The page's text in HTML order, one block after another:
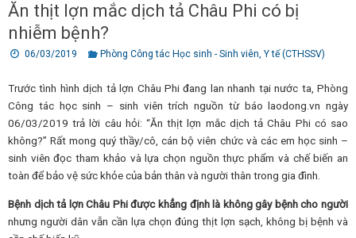
Ăn thịt lợn mắc dịch tả Châu Phi có bị
nhiễm bệnh?
06/03/2019 Phòng Công tác Học sinh - Sinh viên,Y tế (CTHSSV)
Trước tình hình dịch tả lợn Châu Phi đang lan nhanh tại nước ta, Phòng
Công tác học sinh – sinh viên trích nguồn từ báo laodong.vn ngày
06/03/2019 trả lời câu hỏi: “Ăn thịt lợn mắc dịch tả Châu Phi có sao
không?” Rất mong quý thầy/cô, cán bộ viên chức và các em học sinh –
sinh viên đọc tham khảo và lựa chọn nguồn thực phẩm và chế biến an
toàn để bảo vệ sức khỏe của bản thân và người thân trong gia đình.
Bệnh dịch tả lợn Châu Phi được khẳng định là không gây bệnh cho người
nhưng người dân vẫn cần lựa chọn đúng thịt lợn sạch, không bị bệnh và